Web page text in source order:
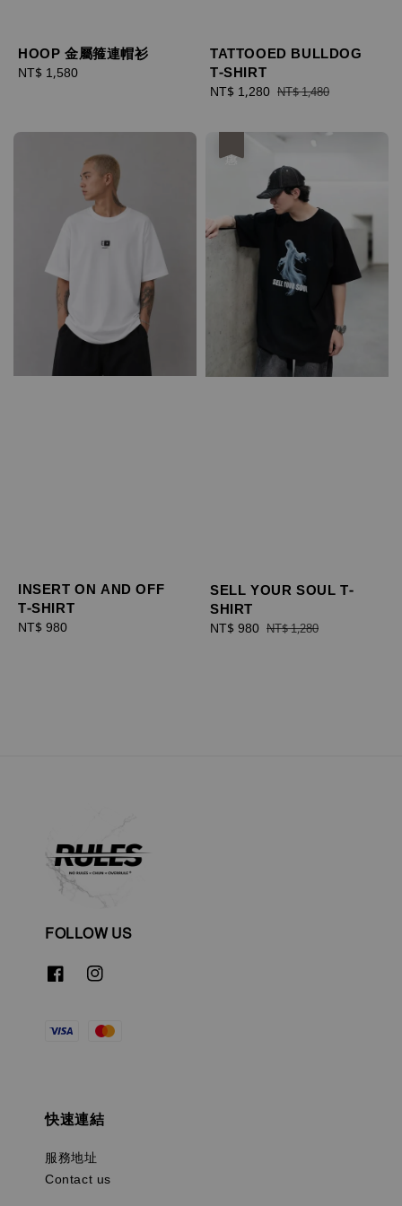
HOOP 金屬箍連帽衫
Regular
NT$ 1,580
TATTOOED BULLDOG
T-SHIRT
Sale
NT$ 1,280 Regular
NT$ 1,480
INSERT ON AND OFF
T-SHIRT
Regular
NT$ 980
SELL YOUR SOUL T-
SHIRT
Sale
NT$ 980 Regular
NT$ 1,280
FOLLOW US
快速連結
服務地址
Contact us